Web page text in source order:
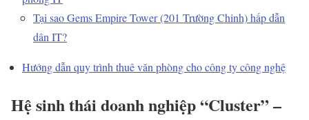
Tại sao Gems Empire Tower (201 Trường Chinh) hấp dẫn
dân IT?
Hướng dẫn quy trình thuê văn phòng cho công ty công nghệ
Hệ sinh thái doanh nghiệp “Cluster” –